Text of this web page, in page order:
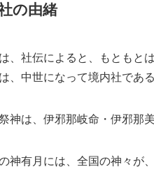
の由緒
、社伝によると、もともと
、中世になって境内社であ
神は、伊邪那岐命・伊邪那
神有月には、全国の神々が